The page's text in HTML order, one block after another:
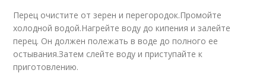
Перец очистите от зерен и перегородок.Промойте
холодной водой.Нагрейте воду до кипения и залейте
перец. Он должен полежать в воде до полного ее
остывания.Затем слейте воду и приступайте к
приготовлению.